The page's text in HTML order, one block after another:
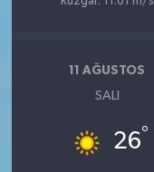
11 AĞUSTOS
SALI
26°